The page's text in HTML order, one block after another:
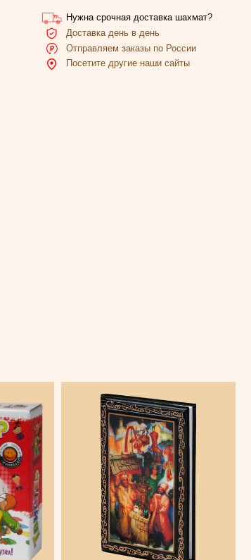
Нужна срочная доставка шахмат?
Доставка день в день
Отправляем заказы по России
Посетите другие наши сайты